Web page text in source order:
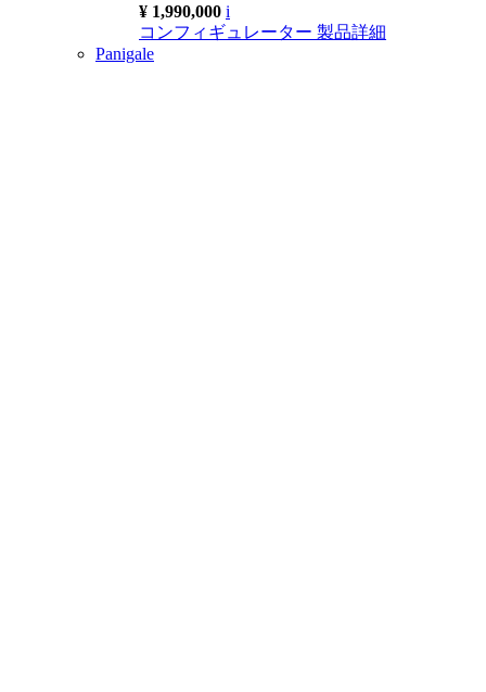
¥ 1,990,000 i
コンフィギュレーター 製品詳細
Panigale